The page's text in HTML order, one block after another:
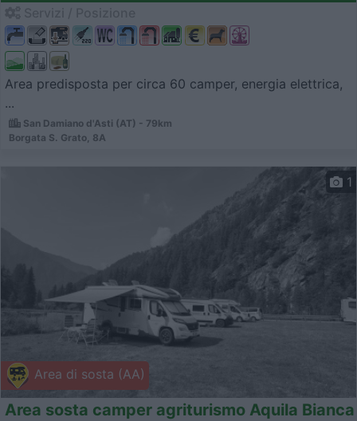
Area predisposta per circa 60 camper, energia elettrica,
...
San Damiano d'Asti (AT) - 79km
Borgata S. Grato, 8A
Area di sosta (AA)
1
Area sosta camper agriturismo Aquila Bianca